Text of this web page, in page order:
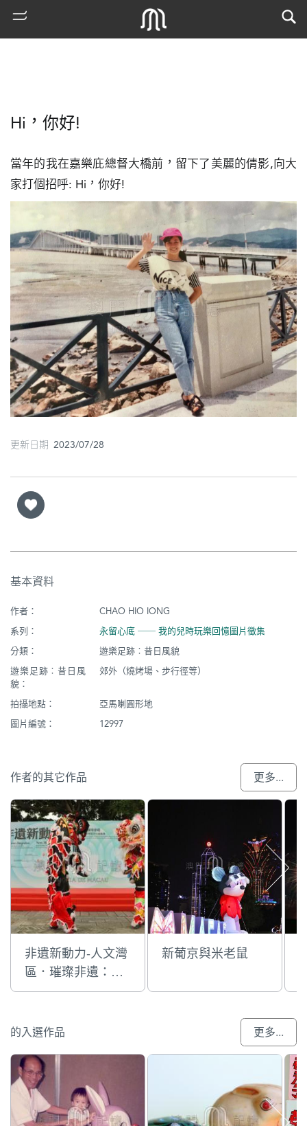
門
搜
索
古
地
圖
媽
閣
寺
廟
巴
街
Hi，你好!
當年的我在嘉樂庇總督大橋前，留下了美麗的倩影,向大
家打個招呼: Hi，你好!
更新日期 2023/07/28
基本資料
作者：
CHAO HIO IONG
系列：
永留心底 ── 我的兒時玩樂回憶圖片徵集
分類：
遊樂足跡︰昔日風貌
遊樂足跡︰昔日風
貌：
郊外（燒烤場、步行徑等）
拍攝地點：
亞馬喇圓形地
圖片編號：
12997
作者的其它作品 更多...
非遺新動力-人文灣
區．璀璨非遺：粵
港澳大灣區非物質
新葡京與米老鼠
的入選作品 更多...